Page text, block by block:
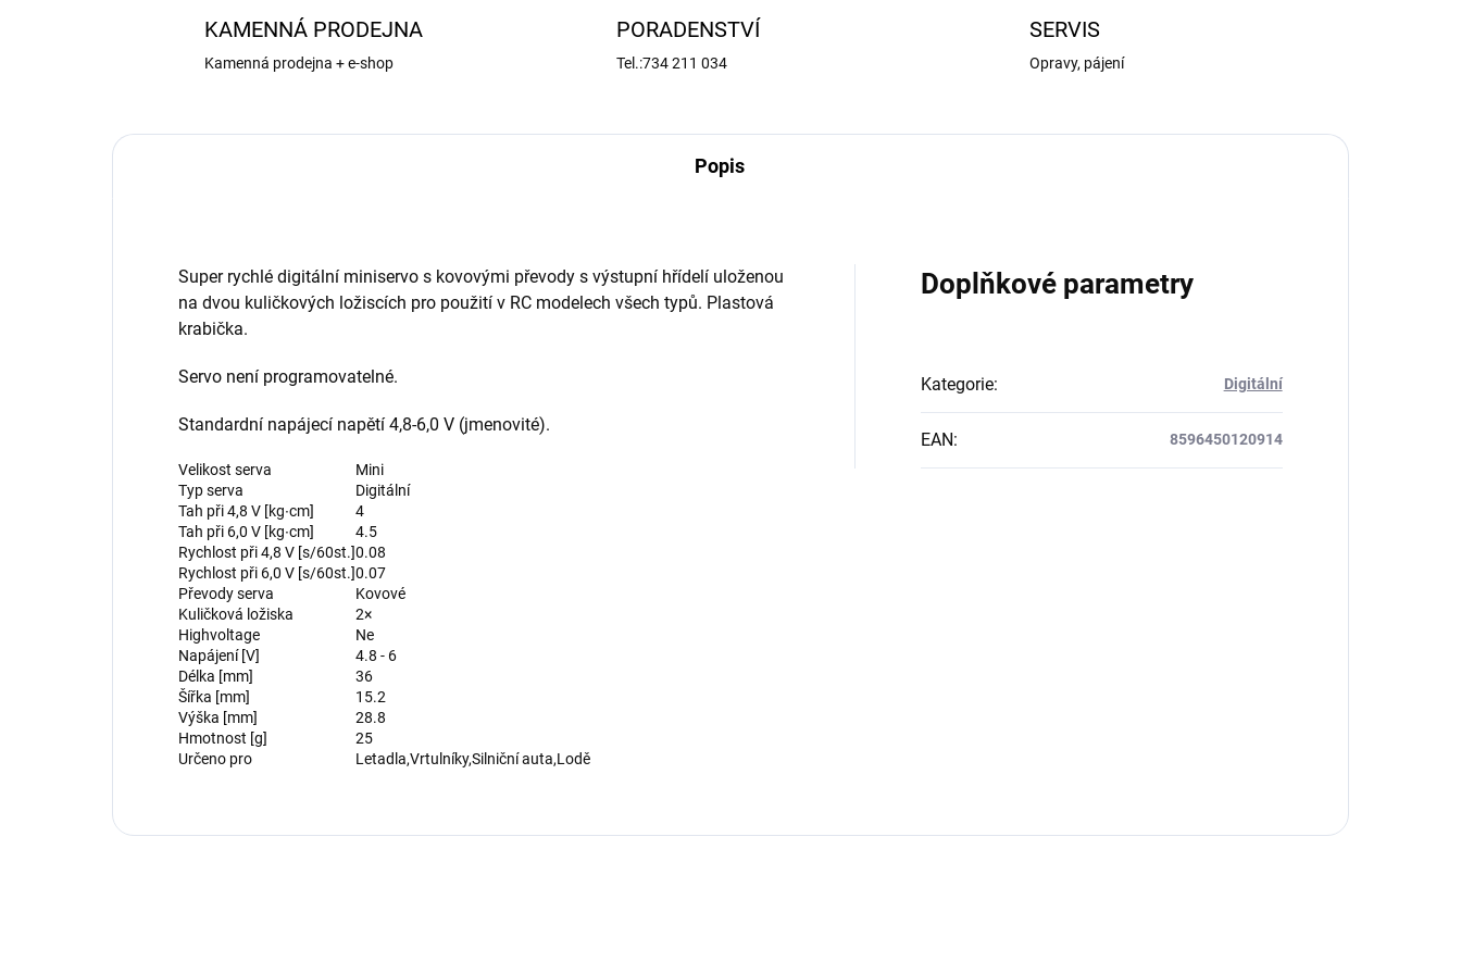
KAMENNÁ PRODEJNA
Kamenná prodejna + e-shop
PORADENSTVÍ
Tel.:734 211 034
SERVIS
Opravy, pájení
Popis
Super rychlé digitální miniservo s kovovými převody s výstupní hřídelí uloženou
na dvou kuličkových ložiscích pro použití v RC modelech všech typů. Plastová
krabička.
Servo není programovatelné.
Standardní napájecí napětí 4,8-6,0 V (jmenovité).
Velikost serva
Mini
Typ serva
Digitální
Tah při 4,8 V [kg∙cm]
4
Tah při 6,0 V [kg∙cm]
4.5
Rychlost při 4,8 V [s/60st.]0.08
Rychlost při 6,0 V [s/60st.]0.07
Převody serva
Kovové
Kuličková ložiska
2×
Highvoltage
Ne
Napájení [V]
4.8 - 6
Délka [mm]
36
Šířka [mm]
15.2
Výška [mm]
28.8
Hmotnost [g]
25
Určeno pro
Letadla,Vrtulníky,Silniční auta,Lodě
Doplňkové parametry
Kategorie: Digitální
EAN: 8596450120914